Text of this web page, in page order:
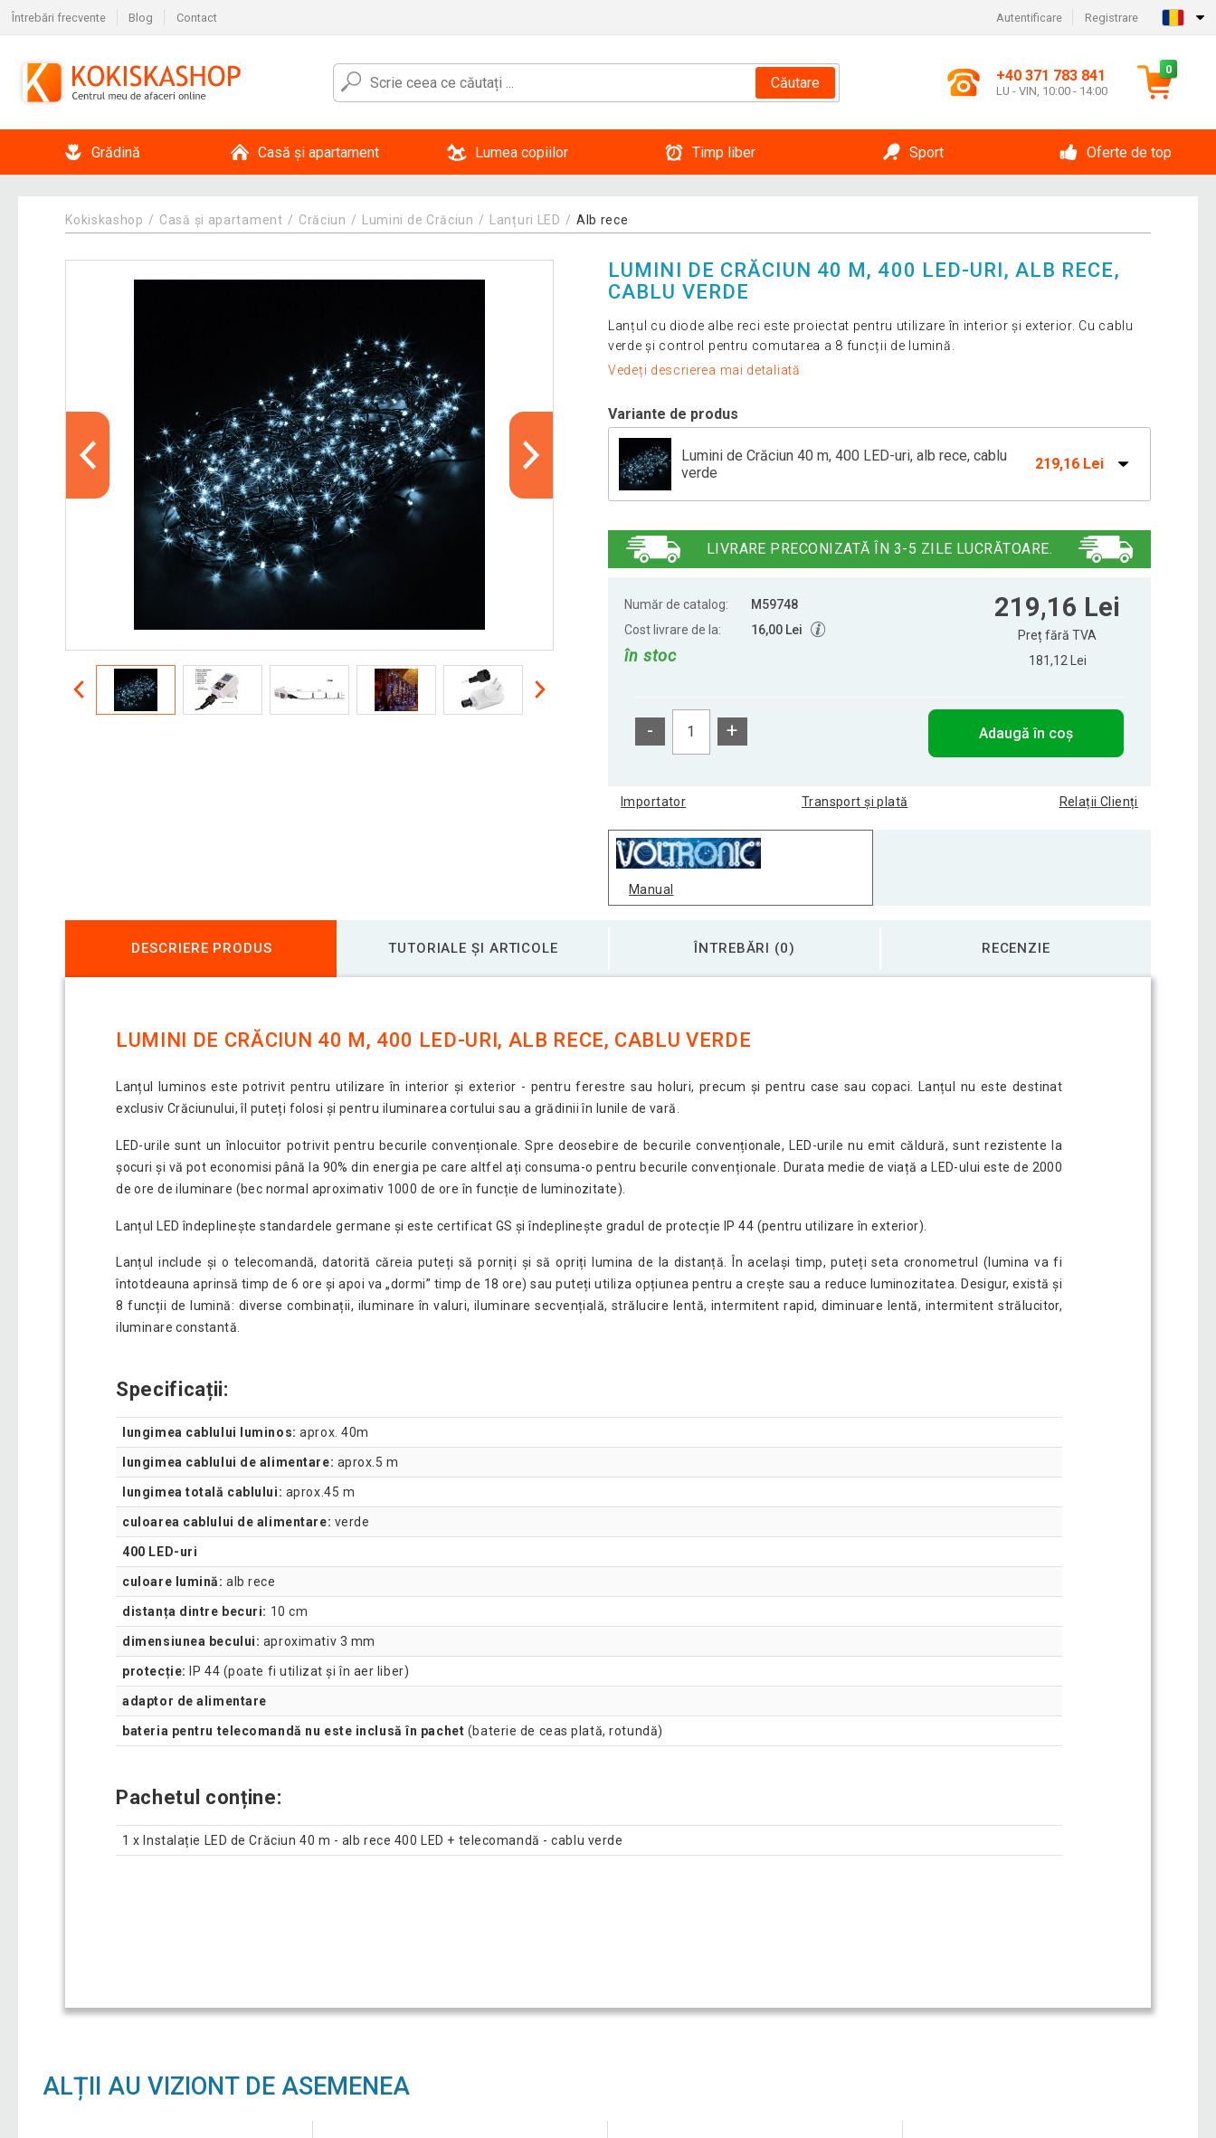
Întrebări frecvente Blog Contact Autentificare Registrare
Căutare +40 371 783 841
LU - VIN, 10:00 - 14:00
0
Grădină Casă și apartament Lumea copiilor Timp liber Sport Oferte de top
Kokiskashop Casă și apartament Crăciun Lumini de Crăciun Lanțuri LED Alb rece
LUMINI DE CRĂCIUN 40 M, 400 LED-URI, ALB RECE,
CABLU VERDE
Lanțul cu diode albe reci este proiectat pentru utilizare în interior și exterior. Cu cablu
verde și control pentru comutarea a 8 funcții de lumină.
Vedeți descrierea mai detaliată
Variante de produs
Lumini de Crăciun 40 m, 400 LED-uri, alb rece, cablu
verde
219,16 Lei
Lumini de Crăciun 20 m, 200 LED-uri, alb rece, cablu verde 164,80 Lei
83,20 Lei
Lumini de Crăciun 60 m, 600 LED-uri, alb rece, cablu verde
LIVRARE PRECONIZATĂ ÎN 3-5 ZILE LUCRĂTOARE.
Număr de catalog:
M59748
Cost livrare de la:
16,00 Lei
în stoc
219,16 Lei
Preț fără TVA
181,12 Lei
- + Adaugă în coș
Importator Transport și plată Relații Clienți
Manual
DESCRIERE PRODUS TUTORIALE ȘI ARTICOLE ÎNTREBĂRI (0) RECENZIE
LUMINI DE CRĂCIUN 40 M, 400 LED-URI, ALB RECE, CABLU VERDE
Lanțul luminos este potrivit pentru utilizare în interior și exterior - pentru ferestre sau holuri, precum și pentru case sau copaci. Lanțul nu este destinat
exclusiv Crăciunului, îl puteți folosi și pentru iluminarea cortului sau a grădinii în lunile de vară.
LED-urile sunt un înlocuitor potrivit pentru becurile convenționale. Spre deosebire de becurile convenționale, LED-urile nu emit căldură, sunt rezistente la
șocuri și vă pot economisi până la 90% din energia pe care altfel ați consuma-o pentru becurile convenționale. Durata medie de viață a LED-ului este de 2000
de ore de iluminare (bec normal aproximativ 1000 de ore în funcție de luminozitate).
Lanțul LED îndeplinește standardele germane și este certificat GS și îndeplinește gradul de protecție IP 44 (pentru utilizare în exterior).
Lanțul include și o telecomandă, datorită căreia puteți să porniți și să opriți lumina de la distanță. În același timp, puteți seta cronometrul (lumina va fi
întotdeauna aprinsă timp de 6 ore și apoi va „dormi” timp de 18 ore) sau puteți utiliza opțiunea pentru a crește sau a reduce luminozitatea. Desigur, există și
8 funcții de lumină: diverse combinații, iluminare în valuri, iluminare secvențială, strălucire lentă, intermitent rapid, diminuare lentă, intermitent strălucitor,
iluminare constantă.
Specificații:
lungimea cablului luminos: aprox. 40m
lungimea cablului de alimentare: aprox.5 m
lungimea totală cablului: aprox.45 m
culoarea cablului de alimentare: verde
400 LED-uri
culoare lumină: alb rece
distanța dintre becuri: 10 cm
dimensiunea becului: aproximativ 3 mm
protecție: IP 44 (poate fi utilizat și în aer liber)
adaptor de alimentare
bateria pentru telecomandă nu este inclusă în pachet (baterie de ceas plată, rotundă)
Pachetul conține:
1 x Instalație LED de Crăciun 40 m - alb rece 400 LED + telecomandă - cablu verde
ALȚII AU VIZIONT DE ASEMENEA